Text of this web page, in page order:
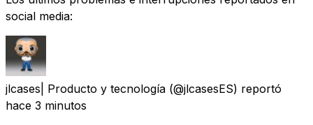
social media:
jlcases| Producto y tecnología (@jlcasesES) reportó
hace 3 minutos